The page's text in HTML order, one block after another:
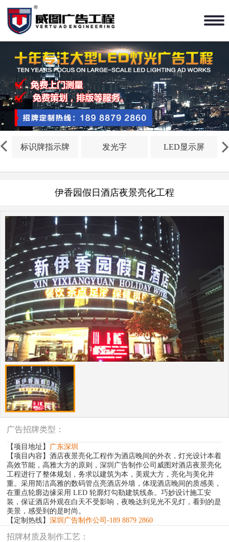
标识牌指示牌 发光字 LED显示屏
伊香园假日酒店夜景亮化工程
广告招牌类型：
【项目地址】
广东深圳
【项目内容】酒店夜景亮化工程作为酒店晚间的外衣，灯光设计本着
高效节能，高雅大方的原则，深圳广告制作公司威图对酒店夜景亮化
工程进行了整体规划，务求以建筑为本，美观大方，亮化与美化并
重。采用简洁高雅的数码管点亮酒店外墙，体现酒店晚间的质感美，
在重点轮廓边缘采用 LED 轮廓灯勾勒建筑线条。巧妙设计施工安
装，保证酒店外观在白天不受影响，夜晚达到见光不见灯，看到的是
美景，感受到的是时尚。
【定制热线】深圳广告制作公司-189 8879 2860
招牌材质及制作工艺：